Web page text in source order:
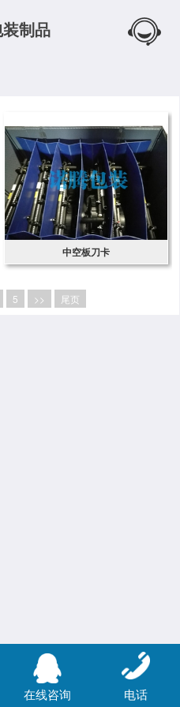
制品
中空板刀卡
5 >> 尾页
在线咨询 电话